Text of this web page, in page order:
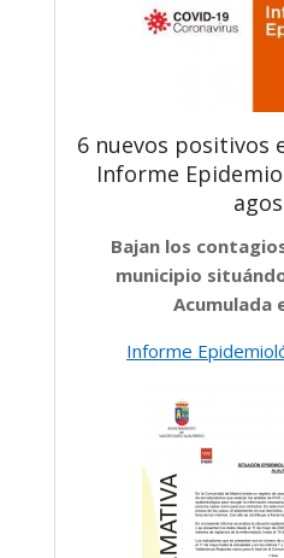
6 nuevos positivos
Informe
Bajan los
municipio
Acumulada
Informe